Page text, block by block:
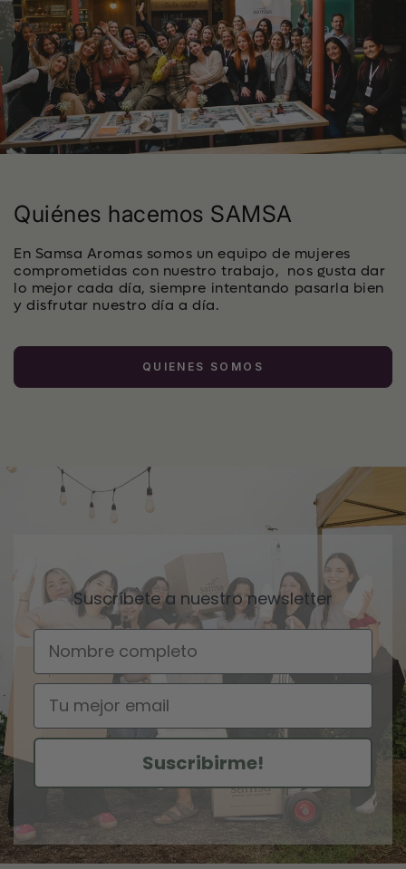
Quiénes hacemos SAMSA
En Samsa Aromas somos un equipo de mujeres
comprometidas con nuestro trabajo, nos gusta dar
lo mejor cada día, siempre intentando pasarla bien
y disfrutar nuestro día a día.
QUIENES SOMOS
Suscríbete a nuestro newsletter
Nombre
Email
Suscribirme!